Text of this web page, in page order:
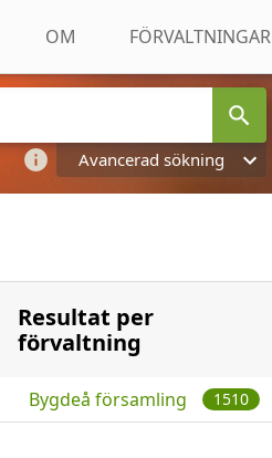
OM FÖRVALTNINGAR
Avancerad sökning
Resultat per
förvaltning
Bygdeå församling 1510